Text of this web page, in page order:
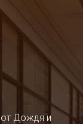
от Дождя и